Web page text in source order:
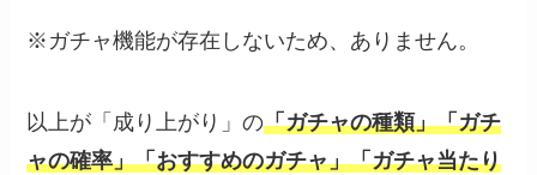
※ガチャ機能が存在しないため、ありません。
以上が「成り上がり」の「ガチャの種類」「ガチ
ャの確率」「おすすめのガチャ」「ガチャ当たり